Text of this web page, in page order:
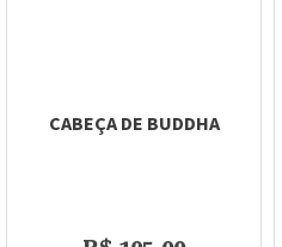
CABEÇA DE BUDDHA